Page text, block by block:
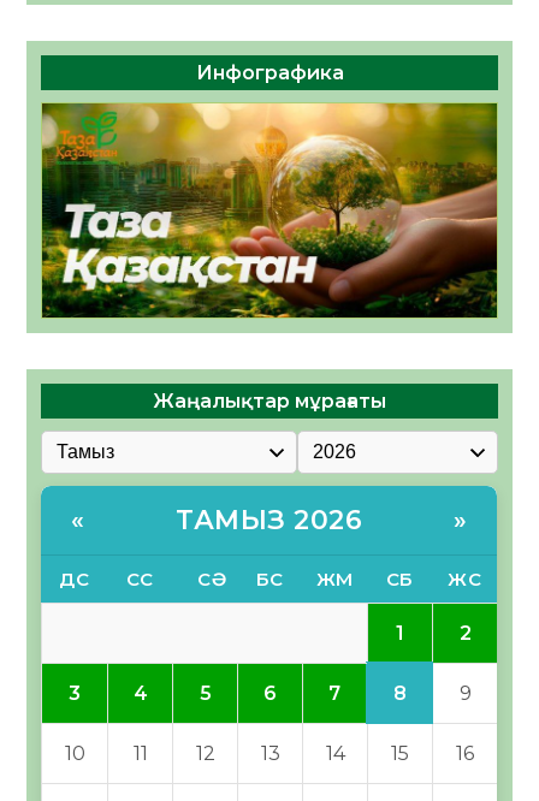
Инфографика
Жаңалықтар мұрағаты
« ТАМЫЗ 2026 »
ДС СС СӘ БС ЖМ СБ ЖС
1 2
3 4 5 6 7 8 9
10 11 12 13 14 15 16